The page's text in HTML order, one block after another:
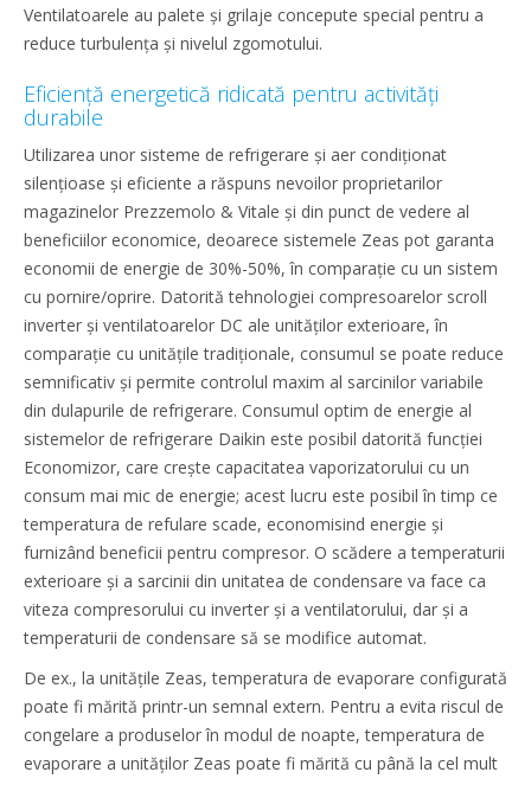
Ventilatoarele au palete și grilaje concepute special pentru a
reduce turbulența și nivelul zgomotului.
Eficiență energetică ridicată pentru activități
durabile
Utilizarea unor sisteme de refrigerare și aer condiționat
silențioase și eficiente a răspuns nevoilor proprietarilor
magazinelor Prezzemolo & Vitale și din punct de vedere al
beneficiilor economice, deoarece sistemele Zeas pot garanta
economii de energie de 30%-50%, în comparație cu un sistem
cu pornire/oprire. Datorită tehnologiei compresoarelor scroll
inverter și ventilatoarelor DC ale unităților exterioare, în
comparație cu unitățile tradiționale, consumul se poate reduce
semnificativ și permite controlul maxim al sarcinilor variabile
din dulapurile de refrigerare. Consumul optim de energie al
sistemelor de refrigerare Daikin este posibil datorită funcției
Economizor, care crește capacitatea vaporizatorului cu un
consum mai mic de energie; acest lucru este posibil în timp ce
temperatura de refulare scade, economisind energie și
furnizând beneficii pentru compresor. O scădere a temperaturii
exterioare și a sarcinii din unitatea de condensare va face ca
viteza compresorului cu inverter și a ventilatorului, dar și a
temperaturii de condensare să se modifice automat.
De ex., la unitățile Zeas, temperatura de evaporare configurată
poate fi mărită printr-un semnal extern. Pentru a evita riscul de
congelare a produselor în modul de noapte, temperatura de
evaporare a unităților Zeas poate fi mărită cu până la cel mult